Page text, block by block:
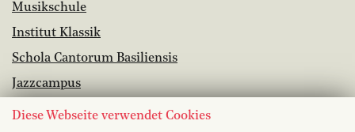
Musikschule
Institut Klassik
Schola Cantorum Basiliensis
Jazzcampus
Bibliothek
Diese Webseite verwendet Cookies